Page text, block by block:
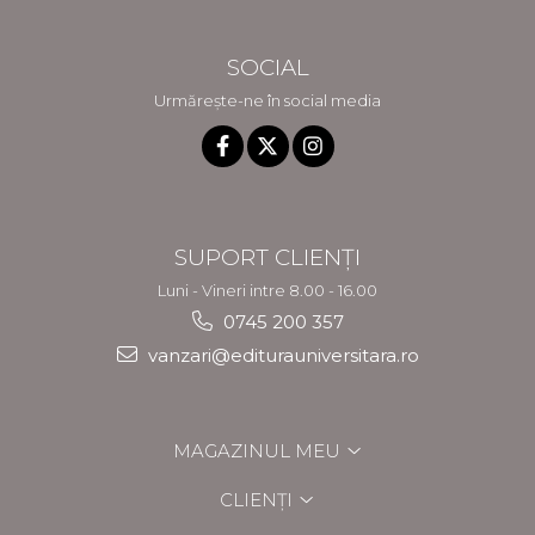
SOCIAL
Urmărește-ne în social media
SUPORT CLIENȚI
Luni - Vineri intre 8.00 - 16.00
0745 200 357
vanzari@editurauniversitara.ro
MAGAZINUL MEU
CLIENȚI